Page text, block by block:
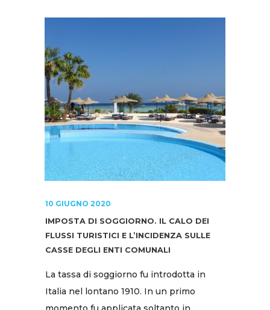
10 GIUGNO 2020
IMPOSTA DI SOGGIORNO. IL CALO DEI
FLUSSI TURISTICI E L’INCIDENZA SULLE
CASSE DEGLI ENTI COMUNALI
La tassa di soggiorno fu introdotta in
Italia nel lontano 1910. In un primo